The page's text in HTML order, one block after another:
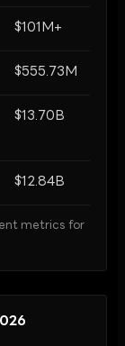
$101M+
$555.73M
$13.70B
$12.84B
metrics for